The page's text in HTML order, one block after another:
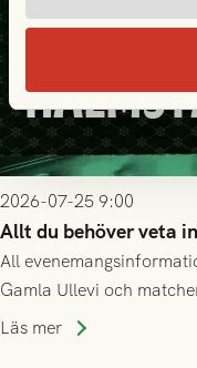
2026-07-25 9:00
Allt du behöver veta
All
Gamla Ullevi och
Allsvenskan! Avspark kl
Läs mer